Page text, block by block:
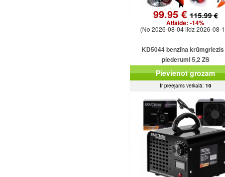
99.95 €115.99 €
Atlaide: -14%
(No 2026-08-04 līdz 2026-08-
KD5044 benzīna krūmgriezis
piederumi 5,2 ZS
Pievienot grozam
Ir pieejams veikalā: 10